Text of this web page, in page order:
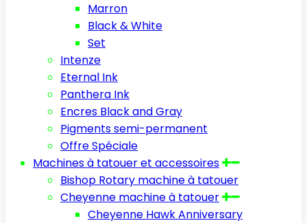
Marron
Black & White
Set
Intenze
Eternal Ink
Panthera Ink
Encres Black and Gray
Pigments semi-permanent
Offre Spéciale
Machines à tatouer et accessoires
Bishop Rotary machine à tatouer
Cheyenne machine à tatouer
Cheyenne Hawk Anniversary